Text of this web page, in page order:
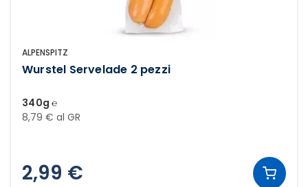
ALPENSPITZ
Wurstel Servelade 2 pezzi
340g ℮
8,79 € al GR
2,99 €